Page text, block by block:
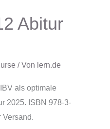
Abitur
/ Von lern.de
als optimale
2025. ISBN 978-3-
Versand.